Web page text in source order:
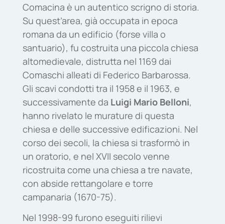
Comacina è un autentico scrigno di storia.
Su quest’area, già occupata in epoca
romana da un edificio (forse villa o
santuario), fu costruita una piccola chiesa
altomedievale, distrutta nel 1169 dai
Comaschi alleati di Federico Barbarossa.
Gli scavi condotti tra il 1958 e il 1963, e
successivamente da Luigi Mario Belloni,
hanno rivelato le murature di questa
chiesa e delle successive edificazioni. Nel
corso dei secoli, la chiesa si trasformò in
un oratorio, e nel XVII secolo venne
ricostruita come una chiesa a tre navate,
con abside rettangolare e torre
campanaria (1670-75).
Nel 1998-99 furono eseguiti rilievi